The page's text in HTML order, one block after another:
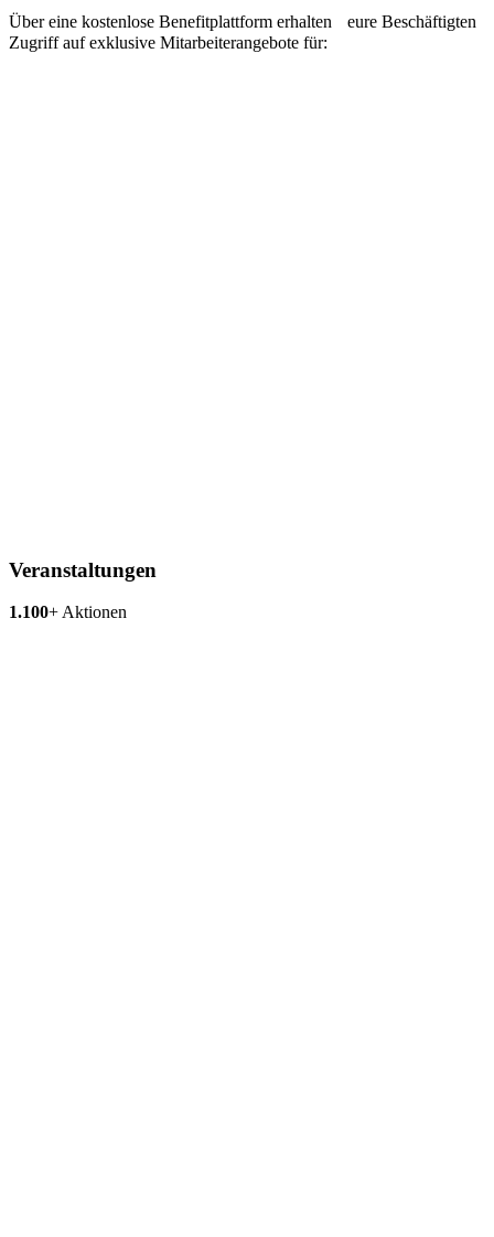
Über eine kostenlose Benefitplattform erhalten eure Beschäftigten
Zugriff auf exklusive Mitarbeiterangebote für:
Veranstaltungen
1.100+ Aktionen